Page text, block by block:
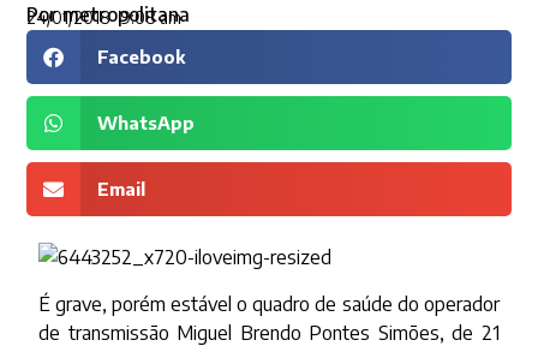
Pormetropolitana
24/01/2018 9:08 am
Facebook
WhatsApp
Email
É grave, porém estável o quadro de saúde do operador
de transmissão Miguel Brendo Pontes Simões, de 21